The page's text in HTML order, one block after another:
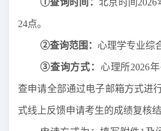
24点。
②查询范围 ： 心理学专业综
③查询方式： 心理所2026
查申请全部通过电子邮箱方式进
式线上反馈申请考生的成绩复核结